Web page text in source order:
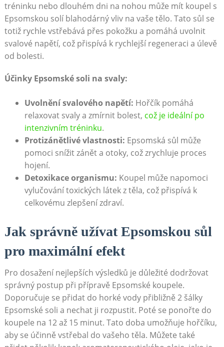
tréninku nebo dlouhém dni na nohou může mít koupel s
Epsomskou solí blahodárný vliv na vaše tělo. Tato sůl se
totiž rychle vstřebává přes pokožku a pomáhá uvolnit
svalové napětí, což přispívá k rychlejší regeneraci a úlevě
od bolesti.
Účinky Epsomské soli na svaly:
Uvolnění svalového napětí: Hořčík pomáhá
relaxovat svaly a zmírnit bolest, což je ideální po
intenzivním tréninku.
Protizánětlivé vlastnosti: Epsomská sůl může
pomoci snížit zánět a otoky, což zrychluje proces
hojení.
Detoxikace organismu: Koupel může napomoci
vylučování toxických látek z těla, což přispívá k
celkovému zlepšení zdraví.
Jak správně užívat Epsomskou sůl
pro maximální efekt
Pro dosažení nejlepších výsledků je důležité dodržovat
správný postup při přípravě Epsomské koupele.
Doporučuje se přidat do horké vody přibližně 2 šálky
Epsomské soli a nechat ji rozpustit. Poté se ponořte do
koupele na 12 až 15 minut. Tato doba umožňuje hořčíku,
aby se účinně vstřebal do vašeho těla. Můžete také